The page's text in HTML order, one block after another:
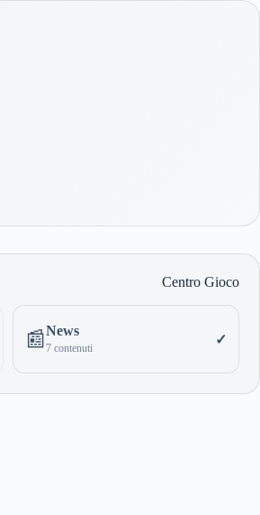
Centro Gioco
📰News
7 contenuti
✓